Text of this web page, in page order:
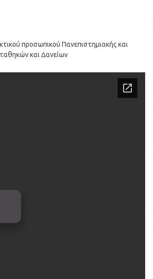
προσωπικού Πανεπιστημιακής και
και Δανείων